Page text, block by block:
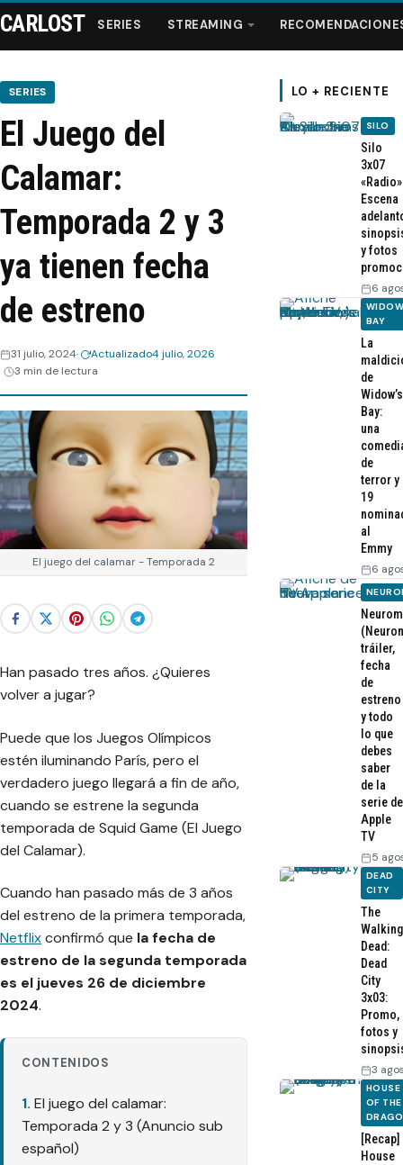
Series
Streaming
Recomendaciones
CARLOST SERIES STREAMING
SERIES
El Juego del
Calamar:
Temporada 2 y 3
ya tienen fecha
de estreno
31 julio, 2024 Actualizado4 julio, 2026
3 min de lectura
El juego del calamar - Temporada 2
Han pasado tres años. ¿Quieres
volver a jugar?
Puede que los Juegos Olímpicos
estén iluminando París, pero el
verdadero juego llegará a fin de año,
cuando se estrene la segunda
temporada de Squid Game (El Juego
del Calamar).
Cuando han pasado más de 3 años
del estreno de la primera temporada,
Netflixconfirmó que la fecha de
estreno de la segunda temporada
es el jueves 26 de diciembre
2024.
CONTENIDOS
El juego del calamar:
Temporada 2 y 3 (Anuncio sub
español)
LO + RECIENTE
SILO
Silo
3x07
Escena
y fotos
6
BAY
La
de
Widow’s
Bay:
una
de
terror y
19
al
Emmy
6
tráiler,
fecha
de
estreno
y todo
lo que
debes
saber
de la
serie de
Apple
TV
5
DEAD
CITY
The
Walking
Dead:
Dead
City
3x03:
Promo,
fotos y
3
HOUSE
OF THE
[Recap]
House